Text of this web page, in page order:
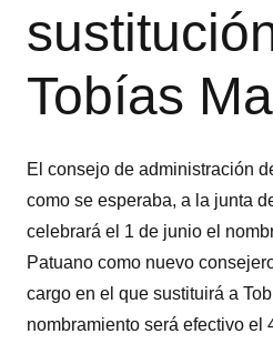
Tobías
El consejo de administración
como se esperaba, a la junta
celebrará el 1 de junio el
Patuano como nuevo
cargo en el que sustituirá a
nombramiento será efectivo el